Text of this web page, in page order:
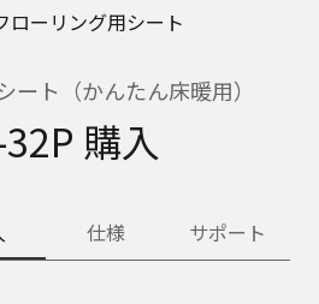
ーリング用シート
ート（かんたん床暖用）
購入
仕様 サポート